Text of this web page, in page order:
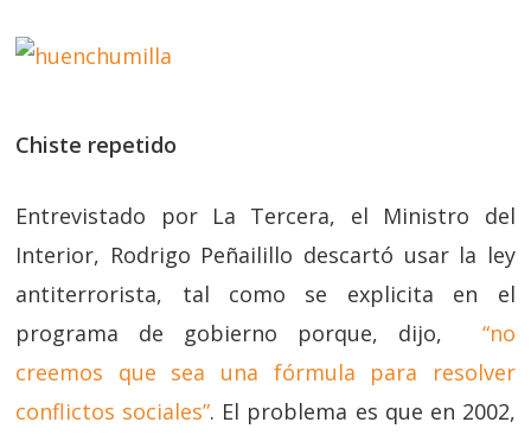
Chiste repetido
Entrevistado por La Tercera, el Ministro del
Interior, Rodrigo Peñailillo descartó usar la ley
antiterrorista, tal como se explicita en el
programa de gobierno porque, dijo, “no
creemos que sea una fórmula para resolver
conflictos sociales”. El problema es que en 2002,